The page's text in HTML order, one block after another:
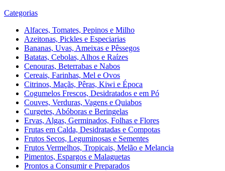
Categorias
Alfaces, Tomates, Pepinos e Milho
Azeitonas, Pickles e Especiarias
Bananas, Uvas, Ameixas e Pêssegos
Batatas, Cebolas, Alhos e Raízes
Cenouras, Beterrabas e Nabos
Cereais, Farinhas, Mel e Ovos
Citrinos, Maçãs, Pêras, Kiwi e Época
Cogumelos Frescos, Desidratados e em Pó
Couves, Verduras, Vagens e Quiabos
Curgetes, Abóboras e Beringelas
Ervas, Algas, Germinados, Folhas e Flores
Frutas em Calda, Desidratadas e Compotas
Frutos Secos, Leguminosas e Sementes
Frutos Vermelhos, Tropicais, Melão e Melancia
Pimentos, Espargos e Malaguetas
Prontos a Consumir e Preparados